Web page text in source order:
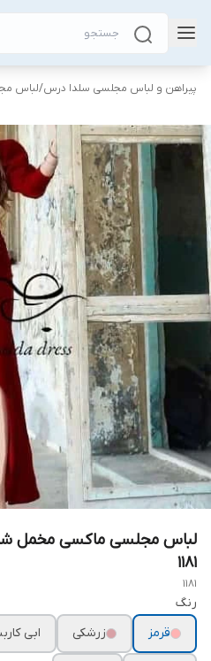
پیراهن و لباس مجلسی سلدا درس/لباس
لباس مجلسی ماکسی مخمل
۱۱۸۱
1181
رنگ
قرمز
زرشکی ابی